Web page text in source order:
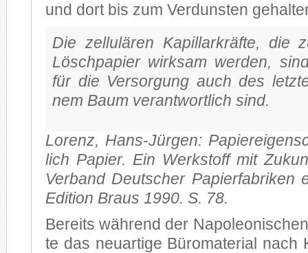
und dort bis zum Ver­duns­ten
Die zel­lu­lä­ren Ka­pil­lar­kräf­te, die
Lösch­pa­pier wirk­sam wer­den,
für die Ver­sor­gung auch des
nem Baum ver­ant­wort­lich sind.
Lo­renz, Hans-Jürgen:
lich Pa­pier. Ein Werk­stoff mit
Ver­band Deut­scher Pa­pier­fa­bri­ken
Edi­ti­on Braus 1990. S. 78.
Be­reits wäh­rend der
te das neu­ar­ti­ge Bü­ro­ma­te­ri­al nach